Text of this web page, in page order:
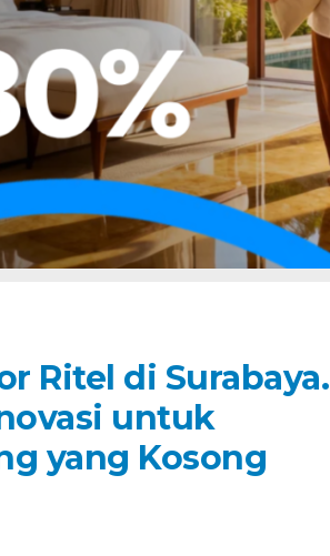
Ritel di Surabaya.
untuk
yang Kosong